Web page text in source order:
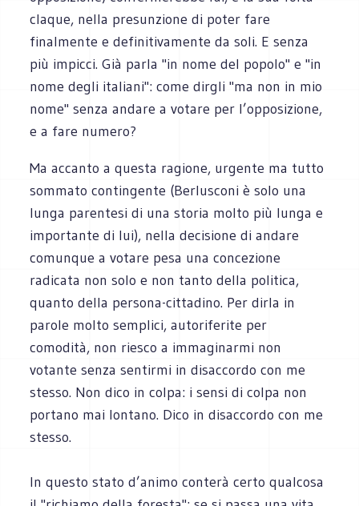
claque, nella presunzione di poter fare
finalmente e definitivamente da soli. E senza
più impicci. Già parla "in nome del popolo" e "in
nome degli italiani": come dirgli "ma non in mio
nome" senza andare a votare per l’opposizione,
e a fare numero?
Ma accanto a questa ragione, urgente ma tutto
sommato contingente (Berlusconi è solo una
lunga parentesi di una storia molto più lunga e
importante di lui), nella decisione di andare
comunque a votare pesa una concezione
radicata non solo e non tanto della politica,
quanto della persona-cittadino. Per dirla in
parole molto semplici, autoriferite per
comodità, non riesco a immaginarmi non
votante senza sentirmi in disaccordo con me
stesso. Non dico in colpa: i sensi di colpa non
portano mai lontano. Dico in disaccordo con me
stesso.
In questo stato d’animo conterà certo qualcosa